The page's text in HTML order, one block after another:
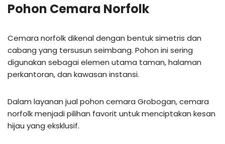
Pohon Cemara Norfolk
Cemara norfolk dikenal dengan bentuk simetris dan
cabang yang tersusun seimbang. Pohon ini sering
digunakan sebagai elemen utama taman, halaman
perkantoran, dan kawasan instansi.
Dalam layanan jual pohon cemara Grobogan, cemara
norfolk menjadi pilihan favorit untuk menciptakan kesan
hijau yang eksklusif.